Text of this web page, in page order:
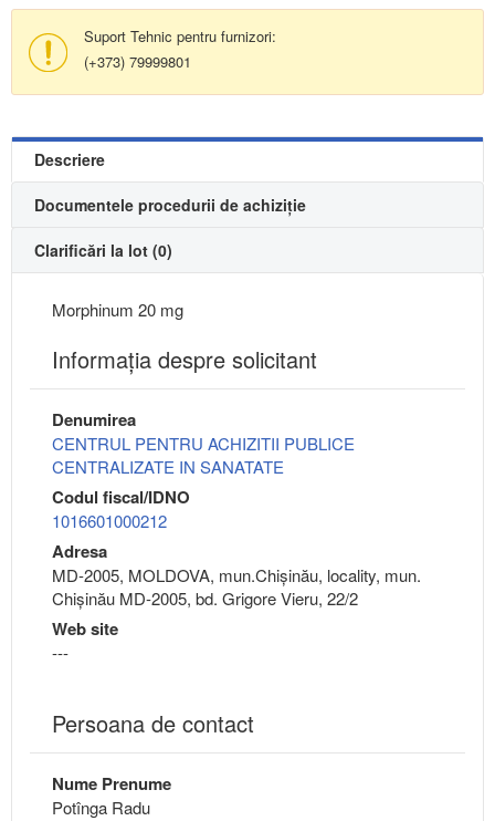
Suport Tehnic pentru furnizori:
(+373) 79999801
Descriere
Documentele procedurii de achiziție
Clarificări la lot (0)
Morphinum 20 mg
Informaţia despre solicitant
Denumirea
CENTRUL PENTRU ACHIZITII PUBLICE
CENTRALIZATE IN SANATATE
Codul fiscal/IDNO
1016601000212
Adresa
MD-2005, MOLDOVA, mun.Chişinău, locality, mun.
Chișinău MD-2005, bd. Grigore Vieru, 22/2
Web site
---
Persoana de contact
Nume Prenume
Potînga Radu